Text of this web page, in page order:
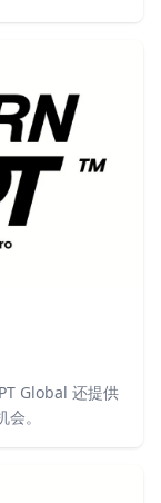
Global 还提供
。